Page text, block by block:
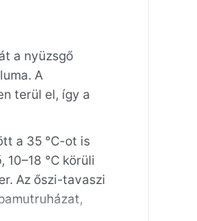
a nyüzsgő
A
terül el, így a
a 35 °C-ot is
°C körüli
Az őszi-tavaszi